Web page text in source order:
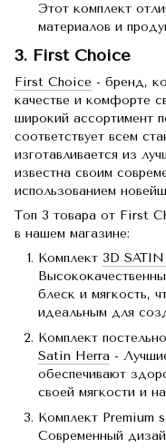
Этот комплект
материалов и
3. First Choice
First Choice - бренд,
качестве и комфорте
широкий ассортимент
соответствует всем
изготавливается из
известна своим
использованием
Топ 3 товара от First
в нашем магазине:
Комплект 3D
блеск и мягкость,
идеальным для
Комплект
Satin Herra -
обеспечивают
своей мягкости и
Комплект Premium
Современный